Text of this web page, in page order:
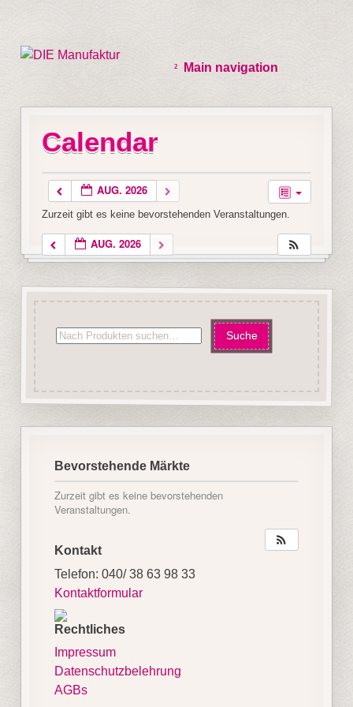
Main navigation
Calendar
AUG. 2026
Zurzeit gibt es keine bevorstehenden Veranstaltungen.
AUG. 2026
Bevorstehende Märkte
Zurzeit gibt es keine bevorstehenden
Veranstaltungen.
Kontakt
Telefon: 040/ 38 63 98 33
Kontaktformular
Rechtliches
Impressum
Datenschutzbelehrung
AGBs